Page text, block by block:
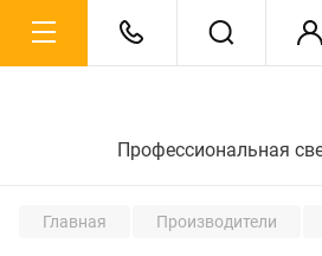
Профессиональная
Главная Производители